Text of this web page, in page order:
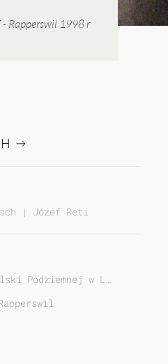
- Rapperswil 1998 r
| Józef Retinger w
Podziemnej w L…